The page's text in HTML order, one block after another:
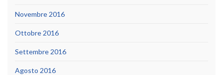
Novembre 2016
Ottobre 2016
Settembre 2016
Agosto 2016